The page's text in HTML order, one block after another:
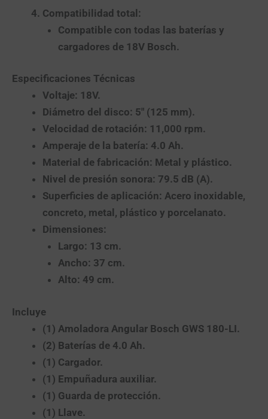
Compatibilidad total:
Compatible con todas las baterías y
cargadores de 18V Bosch.
Especificaciones Técnicas
Voltaje: 18V.
Diámetro del disco: 5″ (125 mm).
Velocidad de rotación: 11,000 rpm.
Amperaje de la batería: 4.0 Ah.
Material de fabricación: Metal y plástico.
Nivel de presión sonora: 79.5 dB (A).
Superficies de aplicación: Acero inoxidable,
concreto, metal, plástico y porcelanato.
Dimensiones:
Largo: 13 cm.
Ancho: 37 cm.
Alto: 49 cm.
Incluye
(1) Amoladora Angular Bosch GWS 180-LI.
(2) Baterías de 4.0 Ah.
(1) Cargador.
(1) Empuñadura auxiliar.
(1) Guarda de protección.
(1) Llave.